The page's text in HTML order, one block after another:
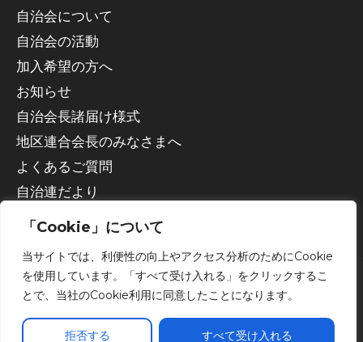
「Cookie」について
当サイトでは、利便性の向上やアクセス分析のためにCookie
を使用しています。「すべて受け入れる」をクリックするこ
とで、当社のCookie利用に同意したことになります。
拒否する すべて受け入れる
自治会について
自治会の活動
加入希望の方へ
お知らせ
自治会長諸届け様式
地区連合会長のみなさまへ
よくあるご質問
自治連だより